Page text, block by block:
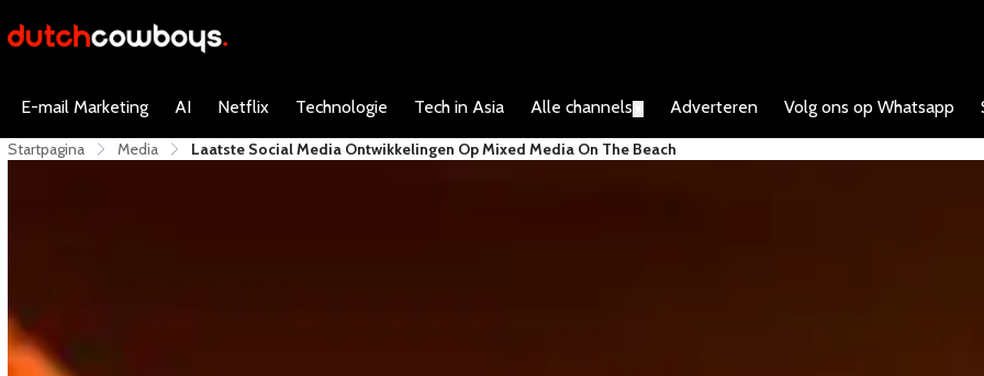
E-mail Marketing AI Netflix Technologie Tech in Asia Alle channels Adverteren Volg ons op Whatsapp
Startpagina Media Laatste Social Media Ontwikkelingen Op Mixed Media On The Beach